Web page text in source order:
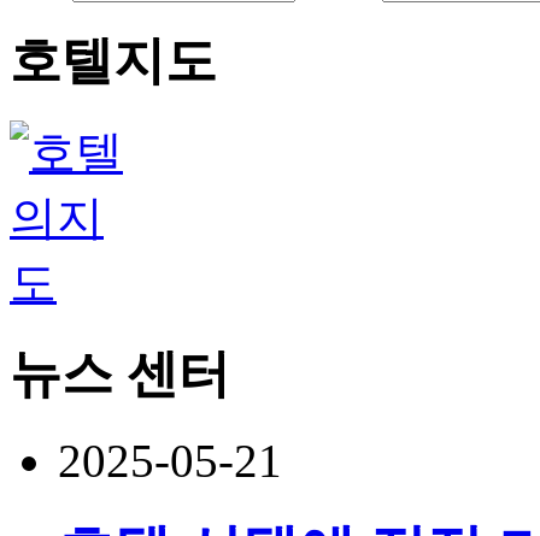
호텔지도
뉴스 센터
2025-05-21